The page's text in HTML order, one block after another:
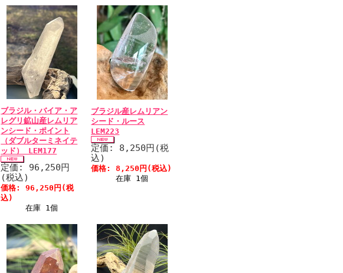
ブラジル・バイア・ア
レグリ鉱山産レムリア
ンシード・ポイント
（ダブルターミネイテ
ッド） LEM177
定価: 96,250円
(税込)
価格: 96,250円(税
込)
在庫 1個
ブラジル産レムリアン
シード・ルース
LEM223
定価: 8,250円(税
込)
価格: 8,250円(税込)
在庫 1個